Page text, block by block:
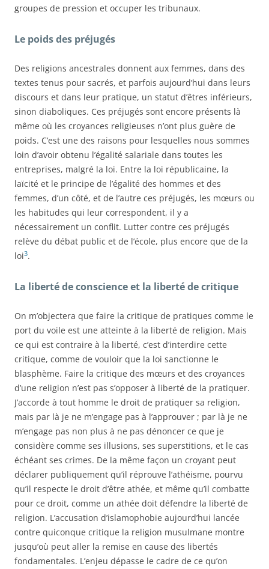
groupes de pression et occuper les tribunaux.
Le poids des préjugés
Des religions ancestrales donnent aux femmes, dans des
textes tenus pour sacrés, et parfois aujourd’hui dans leurs
discours et dans leur pratique, un statut d’êtres inférieurs,
sinon diaboliques. Ces préjugés sont encore présents là
même où les croyances religieuses n’ont plus guère de
poids. C’est une des raisons pour lesquelles nous sommes
loin d’avoir obtenu l’égalité salariale dans toutes les
entreprises, malgré la loi. Entre la loi républicaine, la
laïcité et le principe de l’égalité des hommes et des
femmes, d’un côté, et de l’autre ces préjugés, les mœurs ou
les habitudes qui leur correspondent, il y a
nécessairement un conflit. Lutter contre ces préjugés
relève du débat public et de l’école, plus encore que de la
loi3.
La liberté de conscience et la liberté de critique
On m’objectera que faire la critique de pratiques comme le
port du voile est une atteinte à la liberté de religion. Mais
ce qui est contraire à la liberté, c’est d’interdire cette
critique, comme de vouloir que la loi sanctionne le
blasphème. Faire la critique des mœurs et des croyances
d’une religion n’est pas s’opposer à liberté de la pratiquer.
J’accorde à tout homme le droit de pratiquer sa religion,
mais par là je ne m’engage pas à l’approuver ; par là je ne
m’engage pas non plus à ne pas dénoncer ce que je
considère comme ses illusions, ses superstitions, et le cas
échéant ses crimes. De la même façon un croyant peut
déclarer publiquement qu’il réprouve l’athéisme, pourvu
qu’il respecte le droit d’être athée, et même qu’il combatte
pour ce droit, comme un athée doit défendre la liberté de
religion. L’accusation d’islamophobie aujourd’hui lancée
contre quiconque critique la religion musulmane montre
jusqu’où peut aller la remise en cause des libertés
fondamentales. L’enjeu dépasse le cadre de ce qu’on